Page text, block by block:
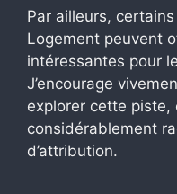
Par ailleurs,
Logement peuvent
intéressantes pour
J’encourage
explorer cette piste,
considérablement
d’attribution.